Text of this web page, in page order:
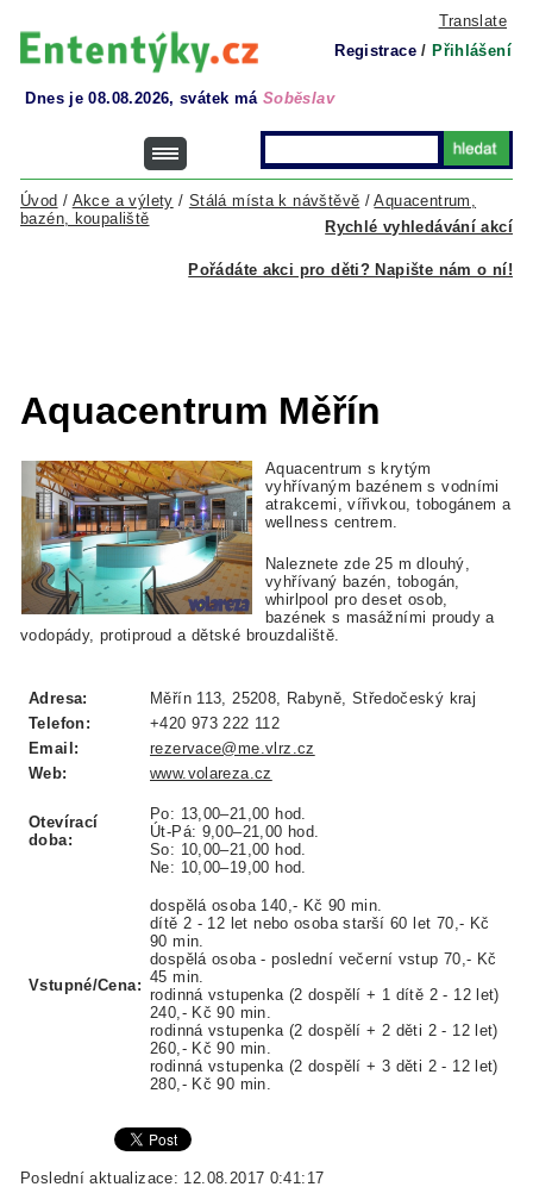
Translate
Registrace / Přihlášení
Dnes je 08.08.2026, svátek má Soběslav
Rychlé vyhledávání akcí
Úvod / Akce a výlety / Stálá místa k návštěvě /Aquacentrum,
bazén, koupaliště
Pořádáte akci pro děti? Napište nám o ní!
Aquacentrum Měřín
Aquacentrum s krytým
vyhřívaným bazénem s vodními
atrakcemi, vířivkou, tobogánem a
wellness centrem.
Naleznete zde 25 m dlouhý,
vyhřívaný bazén, tobogán,
whirlpool pro deset osob,
bazének s masážními proudy a
vodopády, protiproud a dětské brouzdaliště.
Adresa:
Měřín 113, 25208, Rabyně, Středočeský kraj
Telefon:
+420 973 222 112
Email:
rezervace@me.vlrz.cz
Web:
www.volareza.cz
Otevírací
doba:
Po: 13,00–21,00 hod.
Út-Pá: 9,00–21,00 hod.
So: 10,00–21,00 hod.
Ne: 10,00–19,00 hod.
Vstupné/Cena:
dospělá osoba 140,- Kč 90 min.
dítě 2 - 12 let nebo osoba starší 60 let 70,- Kč
90 min.
dospělá osoba - poslední večerní vstup 70,- Kč
45 min.
rodinná vstupenka (2 dospělí + 1 dítě 2 - 12 let)
240,- Kč 90 min.
rodinná vstupenka (2 dospělí + 2 děti 2 - 12 let)
260,- Kč 90 min.
rodinná vstupenka (2 dospělí + 3 děti 2 - 12 let)
280,- Kč 90 min.
Poslední aktualizace: 12.08.2017 0:41:17